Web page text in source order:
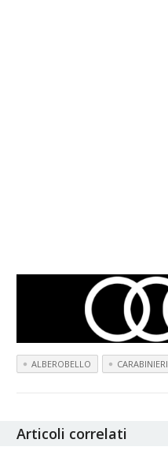
ALBEROBELLO CARABINIERI
Articoli correlati